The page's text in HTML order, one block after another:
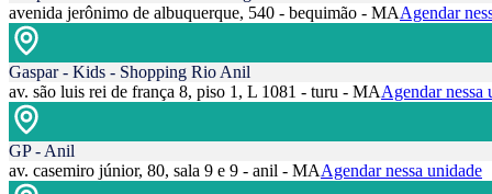
avenida jerônimo de albuquerque, 540 - bequimão - MAAgendar
Gaspar - Kids - Shopping Rio Anil
av. são luis rei de frança 8, piso 1, L 1081 - turu - MAAgendar nessa
GP - Anil
av. casemiro júnior, 80, sala 9 e 9 - anil - MAAgendar nessa unidade